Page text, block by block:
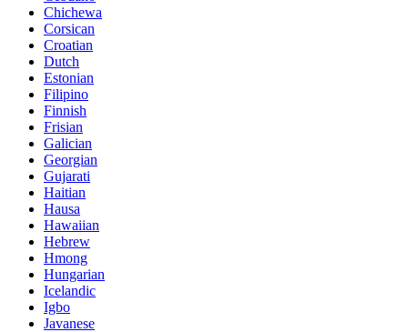
Chichewa
Corsican
Croatian
Dutch
Estonian
Filipino
Finnish
Frisian
Galician
Georgian
Gujarati
Haitian
Hausa
Hawaiian
Hebrew
Hmong
Hungarian
Icelandic
Igbo
Javanese